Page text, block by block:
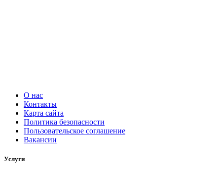
О нас
Контакты
Карта сайта
Политика безопасности
Пользовательское соглашение
Вакансии
Услуги